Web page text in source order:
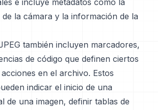
e incluye metadatos como la
la cámara y la información de la
también incluyen marcadores,
de código que definen ciertos
en el archivo. Estos
indicar el inicio de una
de una imagen, definir tablas de